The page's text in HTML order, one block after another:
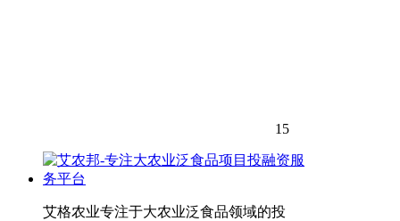
15
艾格农业专注于大农业泛食品领域的投